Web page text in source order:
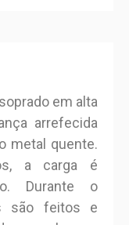
em alta
arrefecida
metal quente.
a carga é
Durante o
são feitos e